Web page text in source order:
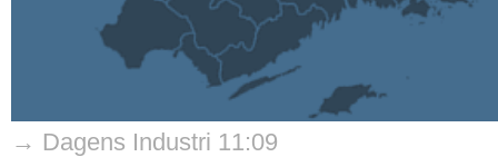
→ Dagens Industri 11:09